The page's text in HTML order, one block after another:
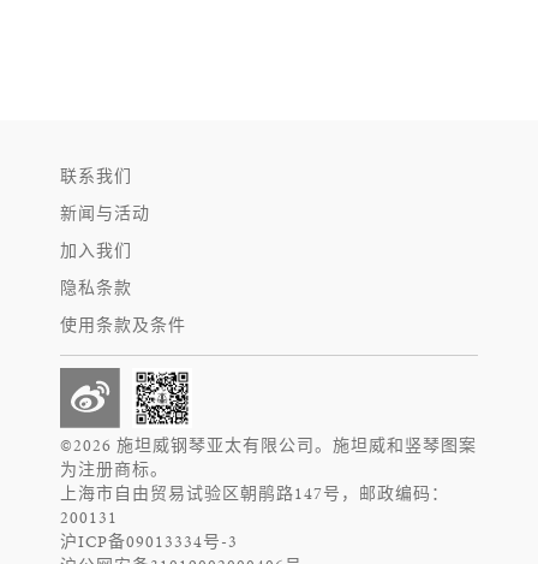
联系我们
新闻与活动
加入我们
隐私条款
使用条款及条件
©2026 施坦威钢琴亚太有限公司。施坦威和竖琴图案
为注册商标。
上海市自由贸易试验区朝鹃路147号，邮政编码：
200131
沪ICP备09013334号-3